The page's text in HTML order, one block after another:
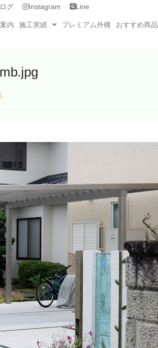
グ Instagram Line
内 施工実績 プレミアム外構 おすすめ商品